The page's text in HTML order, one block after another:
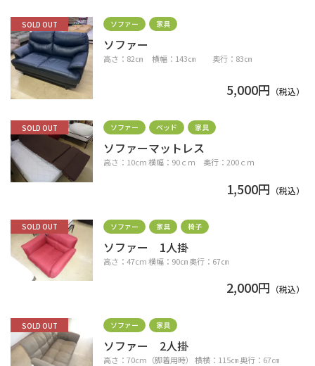
SOLD OUT ソファー 家具
ソファー
高さ：82㎝ 横幅：143㎝ 奥行：83㎝
5,000円 （税込）
SOLD OUT ソファー ベッド 家具
ソファーマットレス
高さ：10cm 横幅：90ｃｍ 奥行：200ｃｍ
1,500円 （税込）
SOLD OUT ソファー 家具 椅子
ソファー 1人掛
高さ：47cm 横幅：90㎝ 奥行：67㎝
2,000円 （税込）
SOLD OUT ソファー 家具
ソファー 2人掛
高さ：70cm（脚着用時） 横横：115㎝ 奥行：67㎝